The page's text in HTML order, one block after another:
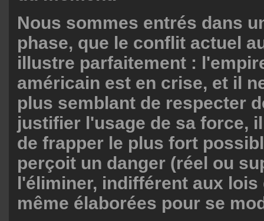
Nous sommes entrés dans
phase, que le conflit actuel
illustre parfaitement :
américain est en crise, et il
plus semblant de respecter
justifier l'usage de sa force,
de frapper le plus fort
perçoit un danger (réel ou
l'éliminer, indifférent aux
même élaborées pour se